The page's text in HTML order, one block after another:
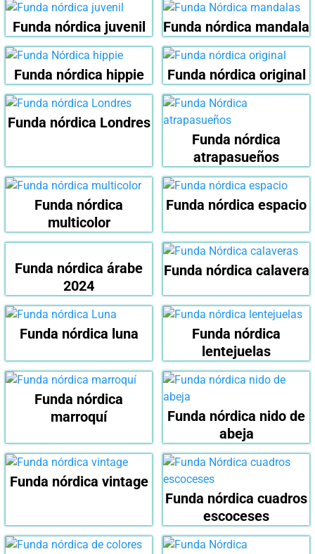
Funda nórdica juvenil Funda nórdica mandala
Funda nórdica hippie Funda nórdica original
Funda nórdica Londres
Funda nórdica
atrapasueños
Funda nórdica
multicolor
Funda nórdica espacio
Funda nórdica árabe
2024
Funda nórdica calavera
Funda nórdica luna
Funda nórdica
lentejuelas
Funda nórdica
marroquí
Funda nórdica nido de
abeja
Funda nórdica vintage
Funda nórdica cuadros
escoceses